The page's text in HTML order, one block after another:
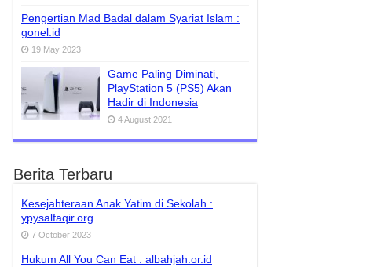
Pengertian Mad Badal dalam Syariat Islam :
gonel.id
19 May 2023
Game Paling Diminati,
PlayStation 5 (PS5) Akan
Hadir di Indonesia
4 August 2021
Berita Terbaru
Kesejahteraan Anak Yatim di Sekolah :
ypysalfaqir.org
7 October 2023
Hukum All You Can Eat : albahjah.or.id